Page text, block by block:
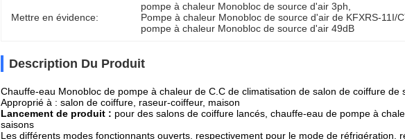
Mettre en évidence:
pompe à chaleur Monobloc de source d'air 3ph
Pompe à chaleur Monobloc de source d'air de KFXRS-11I/
pompe à chaleur Monobloc de source d'air 49dB
Description Du Produit
Chauffe-eau Monobloc de pompe à chaleur de C.C de climatisation de salon de coiffure de
Approprié à : salon de coiffure, raseur-coiffeur, maison
Lancement de produit : pour des salons de coiffure lancés, chauffe-eau de pompe à
saisons
Les différents modes fonctionnants ouverts, respectivement pour le mode de réfrigération,